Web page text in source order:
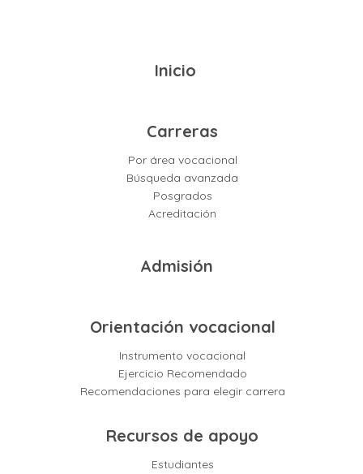
Inicio
Carreras
Por área vocacional
Búsqueda avanzada
Posgrados
Acreditación
Admisión
Orientación vocacional
Instrumento vocacional
Ejercicio Recomendado
Recomendaciones para elegir carrera
Recursos de apoyo
Estudiantes